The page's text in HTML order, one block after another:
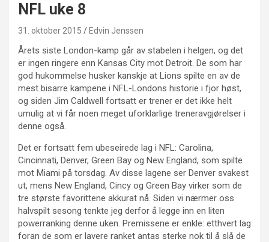
NFL uke 8
31. oktober 2015 Edvin Jenssen
Årets siste London-kamp går av stabelen i helgen, og det
er ingen ringere enn Kansas City mot Detroit. De som har
god hukommelse husker kanskje at Lions spilte en av de
mest bisarre kampene i NFL-Londons historie i fjor høst,
og siden Jim Caldwell fortsatt er trener er det ikke helt
umulig at vi får noen meget uforklarlige treneravgjørelser i
denne også.
Det er fortsatt fem ubeseirede lag i NFL: Carolina,
Cincinnati, Denver, Green Bay og New England, som spilte
mot Miami på torsdag. Av disse lagene ser Denver svakest
ut, mens New England, Cincy og Green Bay virker som de
tre største favorittene akkurat nå. Siden vi nærmer oss
halvspilt sesong tenkte jeg derfor å legge inn en liten
powerranking denne uken. Premissene er enkle: etthvert lag
foran de som er lavere ranket antas sterke nok til å slå de